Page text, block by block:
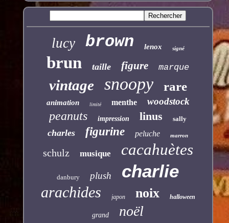
lucy brown lenox signé
brun taille figure marque
vintage snoopy rare
animation limité menthe woodstock
peanuts impression linus sally
charles figurine peluche marron
schulz musique cacahuètes
danbury plush charlie
arachides japon noix halloween
grand noël